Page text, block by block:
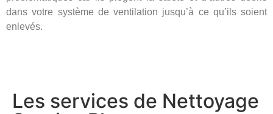
dans votre système de ventilation jusqu’à ce qu’ils soient
enlevés.
Les services de Nettoyage